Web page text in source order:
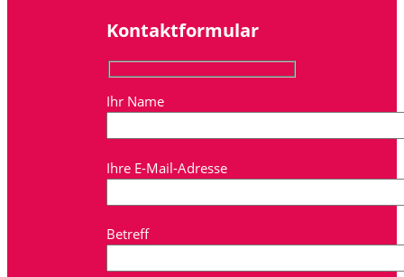
Kontaktformular
Ihr Name
Ihre E-Mail-Adresse
Betreff